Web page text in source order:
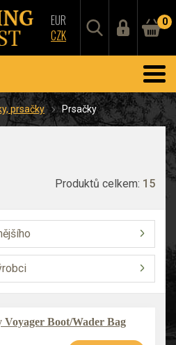
EUR
CZK
0
prsačky Prsačky
Produktů celkem: 15
Voyager Boot/Wader Bag